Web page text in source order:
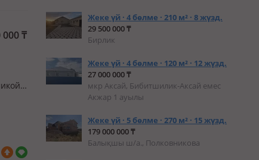
000₸
Дв…
Жеке үй · 4 бөлме · 210 м² · 8 жүзд.
29 500 000 ₸
Бирлик
Жеке үй · 4 бөлме · 120 м² · 12 жүзд.
27 000 000 ₸
мкр Аксай, Бибитшилик-Аксай емес
Акжар 1 ауылы
Жеке үй · 5 бөлме · 270 м² · 15 жүзд.
179 000 000 ₸
Балықшы ш/а., Полковникова